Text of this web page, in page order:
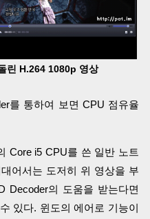
린 H.264 1080p 영상
를 통하여 보면 CPU 점유율
Core i5 CPU를 쓴 일반 노트
어서는 도저히 위 영상을 부
Decoder의 도움을 받는다면
있다. 윈도의 에어로 기능이